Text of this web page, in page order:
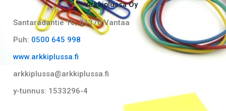
Arkkiplussa Oy
Santaradantie 10, 01370 Vantaa​
Puh: 0500 645 998
www.arkkiplussa.fi
arkkiplussa@arkkiplussa.fi
y-tunnus: 1533296-4